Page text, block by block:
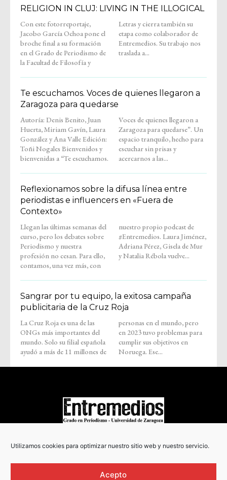
Utilizamos cookies para optimizar nuestro sitio web y nuestro servicio.
Acepto
RELIGION IN CLUJ: LIVING IN THE ILLOGICAL
Con este fotorreportaje,
Jacobo García Ochoa pone el
broche final a su formación
en el Grado de Periodismo de
la Facultad de Filosofía y
Letras y cierra también su
etapa como colaborador de
Entremedios. Su trabajo nos
traslada a...
Te escuchamos. Voces de quienes llegaron a
Zaragoza para quedarse
Autoría: Denis Benito, Juan
Huerta, Miriam Gavín, Laura
González y Ana Valle Edición:
Toñi Nogales Bienvenidos y
bienvenidas a “Te escuchamos.
Voces de quienes llegaron a
Zaragoza para quedarse”. Un
espacio tranquilo, hecho para
escuchar sin prisas y
acercarnos a las...
Reflexionamos sobre la difusa línea entre
periodistas e influencers en «Fuera de
Contexto»
Llegan las últimas semanas del
curso, pero los debates sobre
Periodismo y nuestra
profesión no cesan. Para ello,
contamos, una vez más, con
nuestro propio podcast de
#Entremedios. Laura Jiménez,
Adriana Pérez, Gisela de Mur
y Natalia Rébola vuelve...
Sangrar por tu equipo, la exitosa campaña
publicitaria de la Cruz Roja
La Cruz Roja es una de las
ONGs más importantes del
mundo. Solo su filial española
ayudó a más de 11 millones de
personas en el mundo, pero
en 2023 tuvo problemas para
cumplir sus objetivos en
Noruega. Ese...